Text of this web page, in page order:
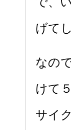
げて
なの
けて
サイ